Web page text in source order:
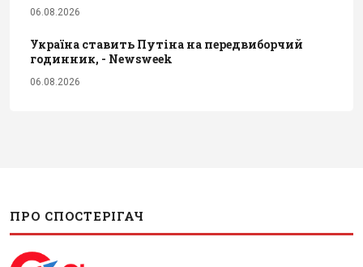
06.08.2026
Україна ставить Путіна на передвиборчий
годинник, - Newsweek
06.08.2026
ПРО СПОСТЕРІГАЧ